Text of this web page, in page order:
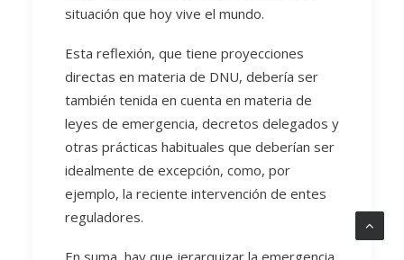
situación que hoy vive el mundo.
Esta reflexión, que tiene proyecciones
directas en materia de DNU, debería ser
también tenida en cuenta en materia de
leyes de emergencia, decretos delegados y
otras prácticas habituales que deberían ser
idealmente de excepción, como, por
ejemplo, la reciente intervención de entes
reguladores.
En suma, hay que jerarquizar la emergencia